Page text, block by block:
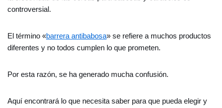
controversial.
El término «barrera antibabosa» se refiere a muchos productos
diferentes y no todos cumplen lo que prometen.
Por esta razón, se ha generado mucha confusión.
Aquí encontrará lo que necesita saber para que pueda elegir y